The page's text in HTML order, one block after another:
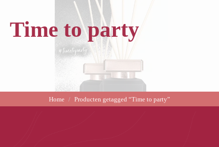
Time to party
Home Producten getagged “Time to party”